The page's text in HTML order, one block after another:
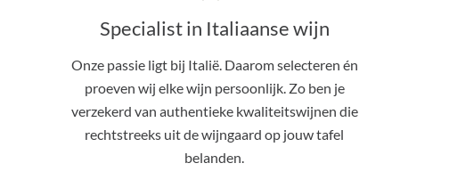
Specialist in Italiaanse wijn
Onze passie ligt bij Italië. Daarom selecteren én
proeven wij elke wijn persoonlijk. Zo ben je
verzekerd van authentieke kwaliteitswijnen die
rechtstreeks uit de wijngaard op jouw tafel
belanden.